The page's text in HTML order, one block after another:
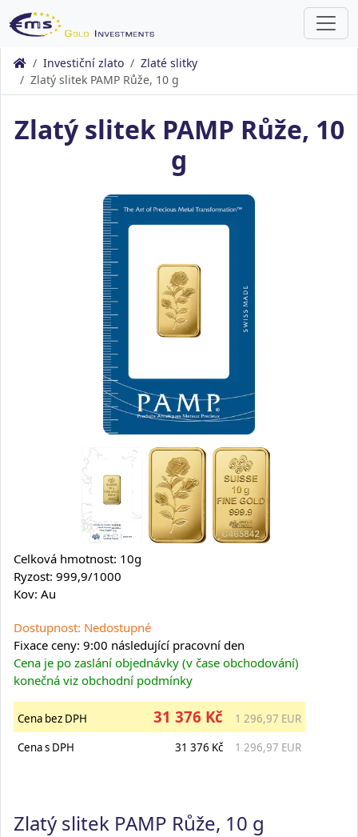
Investiční zlato
Zlaté slitky
Zlatý slitek PAMP Růže, 10 g
Zlatý slitek PAMP Růže, 10
g
Celková hmotnost: 10g
Ryzost: 999,9/1000
Kov: Au
Dostupnost: Nedostupné
Fixace ceny: 9:00 následující pracovní den
Cena je po zaslání objednávky (v čase obchodování)
konečná viz obchodní podmínky
Cena bez DPH 31 376 Kč
1 296,97 EUR
Cena s DPH
31 376 Kč 1 296,97 EUR
Zlatý slitek PAMP Růže, 10 g